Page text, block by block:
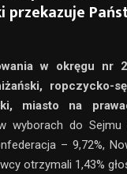
przekazuje
w okręgu nr
ropczycko-
miasto na
wyborach do Sejmu
– 9,72%,
otrzymali 1,43%